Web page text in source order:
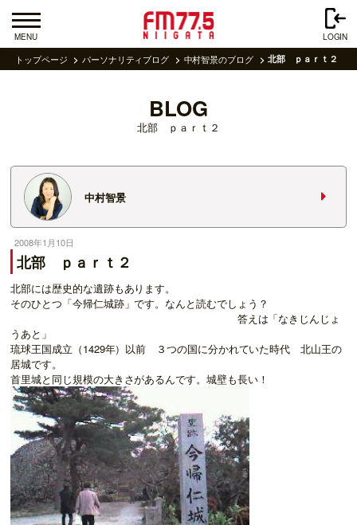
MENU LOGIN
トップページ パーソナリティブログ 中村智景のブログ 北部 ｐａｒｔ２
BLOG
北部 ｐａｒｔ２
中村智景
2008年1月10日
北部 ｐａｒｔ２
北部には歴史的な遺跡もあります。
そのひとつ「今帰仁城跡」です。なんと読むでしょう？
答えは「なきじんじょ
うあと」
琉球王国成立（1429年）以前 ３つの国に分かれていた時代 北山王の
居城です。
首里城と同じ規模の大きさがあるんです。城壁も長い！